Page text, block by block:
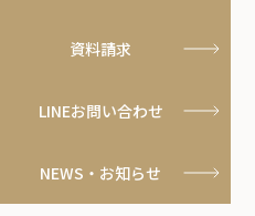
資料請求
LINEお問い合わせ
NEWS・お知らせ